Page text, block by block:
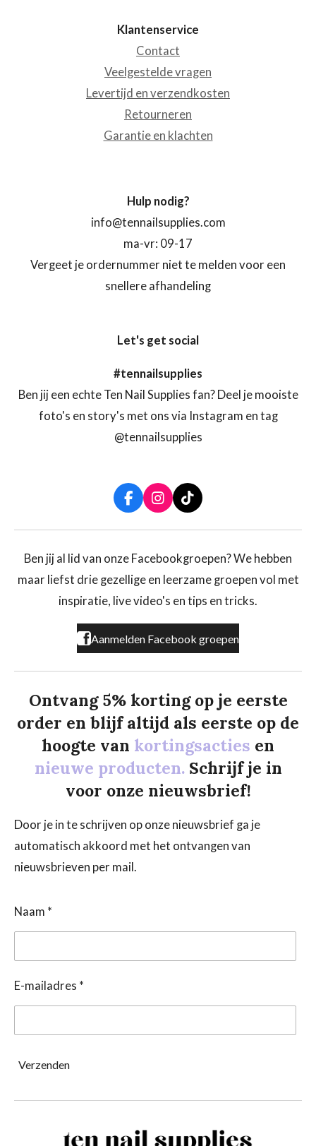
Klantenservice
Contact
Veelgestelde vragen
Levertijd en verzendkosten
Retourneren
Garantie en klachten
Hulp nodig?
info@tennailsupplies.com
ma-vr: 09-17
Vergeet je ordernummer niet te melden voor een
snellere afhandeling
Let's get social
#tennailsupplies
Ben jij een echte Ten Nail Supplies fan? Deel je mooiste
foto's en story's met ons via Instagram en tag
@tennailsupplies
F
a
c
b
o
k
I
n
s
a
r
a
T
i
k
o
Ben jij al lid van onze Facebookgroepen? We hebben
maar liefst drie gezellige en leerzame groepen vol met
inspiratie, live video's en tips en tricks.
Aanmelden Facebook groepen
Ontvang 5% korting op je eerste
order en blijf altijd als eerste op de
hoogte van kortingsacties en
nieuwe producten. Schrijf je in
voor onze nieuwsbrief!
Door je in te schrijven op onze nieuwsbrief ga je
automatisch akkoord met het ontvangen van
nieuwsbrieven per mail.
Naam *
E-mailadres *
Verzenden